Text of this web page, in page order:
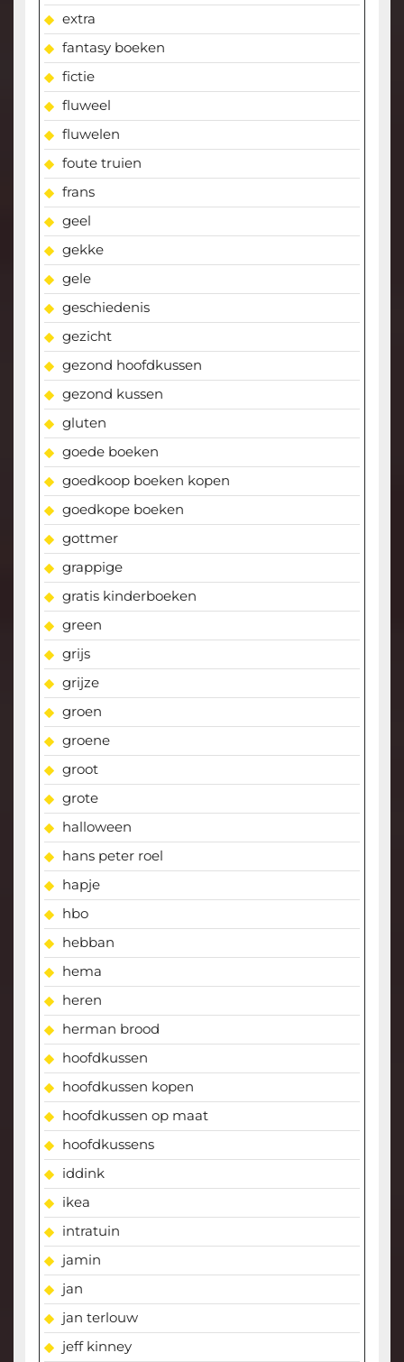
extra
fantasy boeken
fictie
fluweel
fluwelen
foute truien
frans
geel
gekke
gele
geschiedenis
gezicht
gezond hoofdkussen
gezond kussen
gluten
goede boeken
goedkoop boeken kopen
goedkope boeken
gottmer
grappige
gratis kinderboeken
green
grijs
grijze
groen
groene
groot
grote
halloween
hans peter roel
hapje
hbo
hebban
hema
heren
herman brood
hoofdkussen
hoofdkussen kopen
hoofdkussen op maat
hoofdkussens
iddink
ikea
intratuin
jamin
jan
jan terlouw
jeff kinney